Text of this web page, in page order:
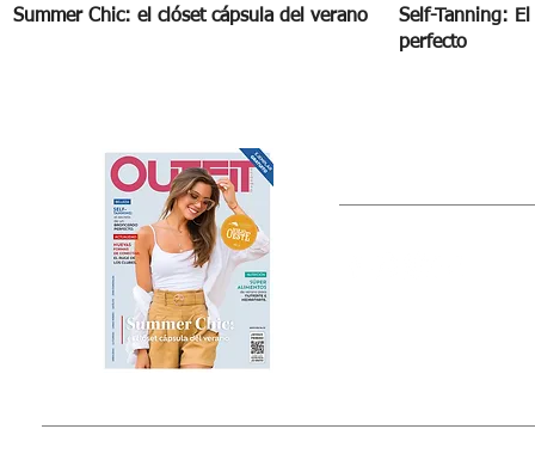
Summer Chic: el clóset cápsula del verano
Self-Tanning:
perfecto